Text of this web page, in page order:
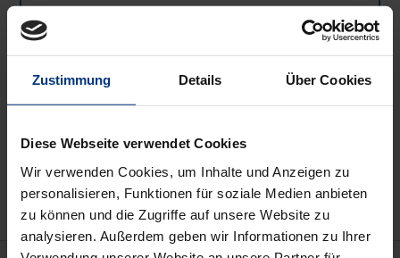
Zustimmung Details Über Cookies
Diese Webseite verwendet Cookies
Wir verwenden Cookies, um Inhalte und Anzeigen zu
personalisieren, Funktionen für soziale Medien anbieten
zu können und die Zugriffe auf unsere Website zu
analysieren. Außerdem geben wir Informationen zu Ihrer
ISBN 978-3-7890-7246-8
Not available
Add to Wish List
Delivery cost notice